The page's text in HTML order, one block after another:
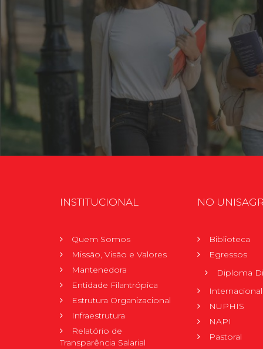
INSTITUCIONAL
Quem Somos
Missão, Visão e Valores
Mantenedora
Entidade Filantrópica
Estrutura Organizacional
Infraestrutura
Relatório de
Transparência Salarial
NO
Biblioteca
Egressos
Diploma
Internacional
NUPHIS
NAPI
Pastoral